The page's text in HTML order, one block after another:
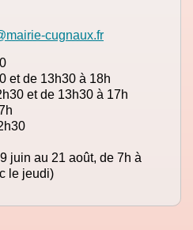
cugnaux.fr
et de 13h30 à 18h
et de 13h30 à 17h
juin au 21 août, de 7h à
le jeudi)